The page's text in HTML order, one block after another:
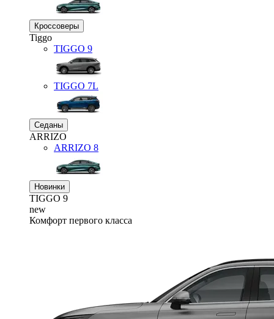
Кроссоверы
Tiggo
TIGGO 9
TIGGO 7L
Седаны
ARRIZO
ARRIZO 8
Новинки
TIGGO 9
new
Комфорт первого класса